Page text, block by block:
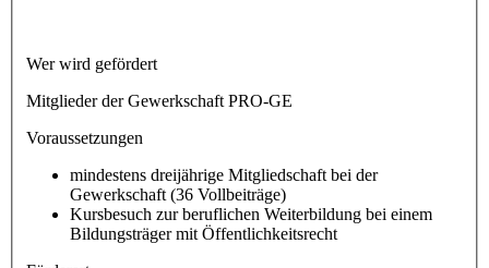
Wer wird gefördert
Mitglieder der Gewerkschaft PRO-GE
Voraussetzungen
mindestens dreijährige Mitgliedschaft bei der
Gewerkschaft (36 Vollbeiträge)
Kursbesuch zur beruflichen Weiterbildung bei einem
Bildungsträger mit Öffentlichkeitsrecht